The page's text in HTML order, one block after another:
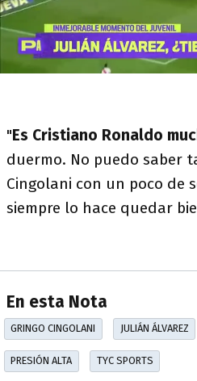
"Es Cristiano Ronaldo
duermo. No puedo saber
Cingolani con un poco de
siempre lo hace quedar
En esta Nota
GRINGO CINGOLANI JULIÁN ÁLVAREZ
PRESIÓN ALTA TYC SPORTS